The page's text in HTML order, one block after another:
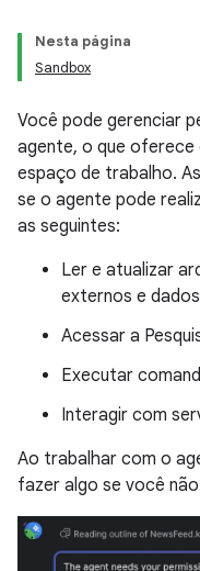
Nesta página
Sandbox
Você pode gerenciar
agente, o que oferece
espaço de trabalho.
se o agente pode
as seguintes:
Ler e atualizar
externos e
Acessar a
Executar
Interagir com
Ao trabalhar com o
fazer algo se você